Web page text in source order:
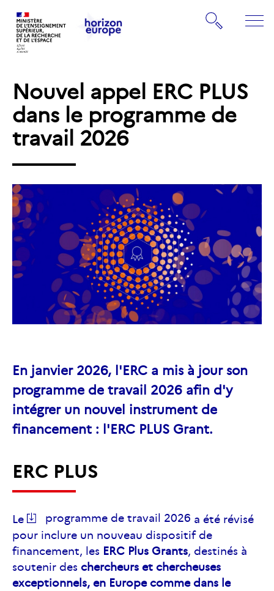
la
page
d'accueil
page
Rechercher
Nouvel appel ERC PLUS
dans le programme de
travail 2026
En janvier 2026, l'ERC a mis à jour son
programme de travail 2026 afin d'y
intégrer un nouvel instrument de
financement : l'ERC PLUS Grant.
ERC PLUS
Le programme de travail 2026 a été révisé
pour inclure un nouveau dispositif de
financement, les ERC Plus Grants, destinés à
soutenir des chercheurs et chercheuses
exceptionnels, en Europe comme dans le